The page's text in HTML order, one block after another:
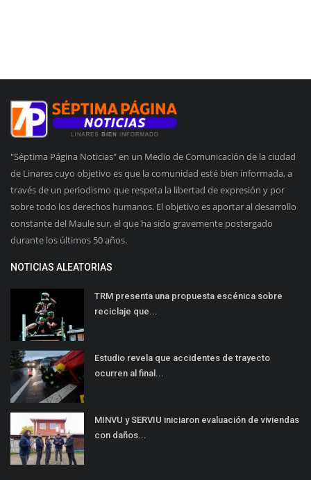
"Séptima Página Noticias" en un Medio de Comunicación de la ciudad
de Linares cuyo objetivo es que la comunidad esté bien informada, a
través de un periodismo que respeta la libertad de expresión y por
sobre todo los derechos humanos. El objetivo es aportar al desarrollo
constante del Maule sur, el que ha sido gravemente postergado
durante los últimos 50 años.
NOTICIAS ALEATORIAS
TRM presenta una propuesta escénica sobre
reciclaje que...
Estudio revela que accidentes de trayecto
ocurren al final...
MINVU y SERVIU iniciaron evaluación de viviendas
con daños...